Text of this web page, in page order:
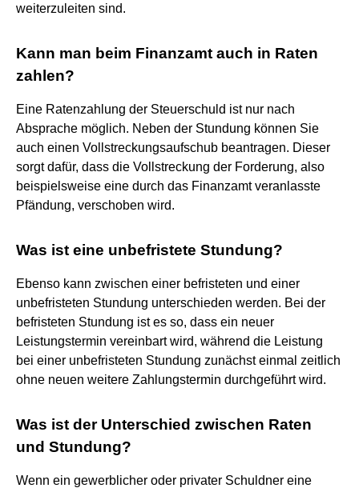
weiterzuleiten sind.
Kann man beim Finanzamt auch in Raten
zahlen?
Eine Ratenzahlung der Steuerschuld ist nur nach
Absprache möglich. Neben der Stundung können Sie
auch einen Vollstreckungsaufschub beantragen. Dieser
sorgt dafür, dass die Vollstreckung der Forderung, also
beispielsweise eine durch das Finanzamt veranlasste
Pfändung, verschoben wird.
Was ist eine unbefristete Stundung?
Ebenso kann zwischen einer befristeten und einer
unbefristeten Stundung unterschieden werden. Bei der
befristeten Stundung ist es so, dass ein neuer
Leistungstermin vereinbart wird, während die Leistung
bei einer unbefristeten Stundung zunächst einmal zeitlich
ohne neuen weitere Zahlungstermin durchgeführt wird.
Was ist der Unterschied zwischen Raten
und Stundung?
Wenn ein gewerblicher oder privater Schuldner eine